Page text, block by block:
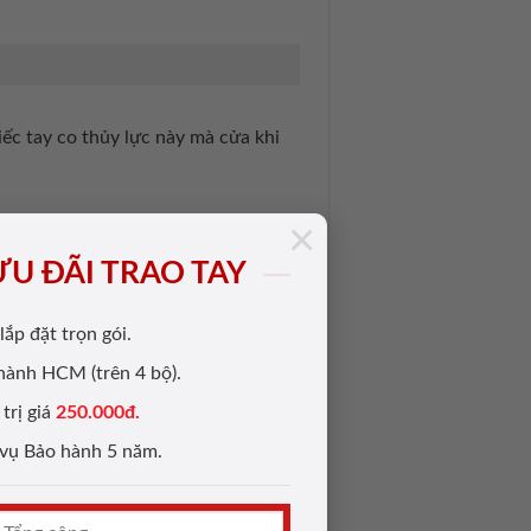
ĐÃI TRAO TAY
đặt trọn gói.
HCM (trên 4 bộ).
trị giá250.000đ.
Bảo hành 5 năm.
×
tay co thủy lực này mà cửa khi
âm cũng dễ sử dụng lại không